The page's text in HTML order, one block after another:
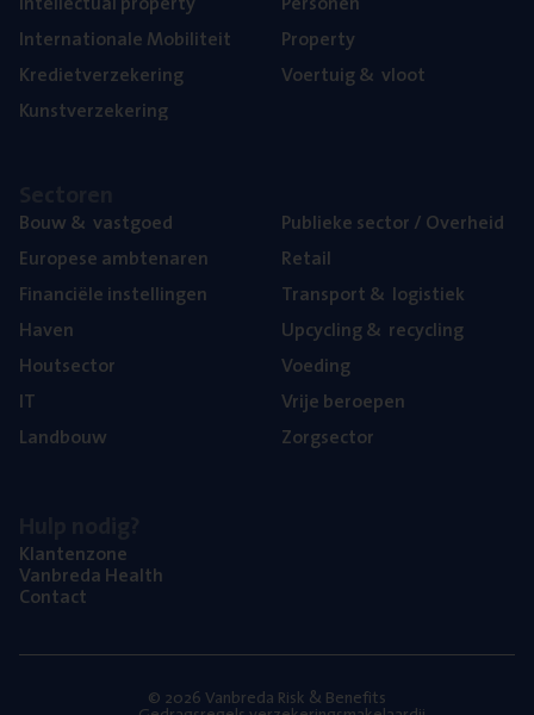
Inter­na­ti­o­na­le Mobiliteit
Kre­diet­ver­ze­ke­ring
Kunst­ver­ze­ke­ring
Pro­per­ty
Voer­tuig& vloot
Bouw& vastgoed
Euro­pe­se ambtenaren
Finan­ci­ë­le instellingen
Haven
Hout­sec­tor
IT
Land­bouw
Publie­ke sec­tor / Overheid
Retail
Trans­port& logistiek
Upcy­cling& recycling
Voe­ding
Vrije beroe­pen
Zorg­sec­tor
Klan­ten­zo­ne
Van­b­re­da Health
Con­tact
© 2026 Vanbreda Risk & Benefits